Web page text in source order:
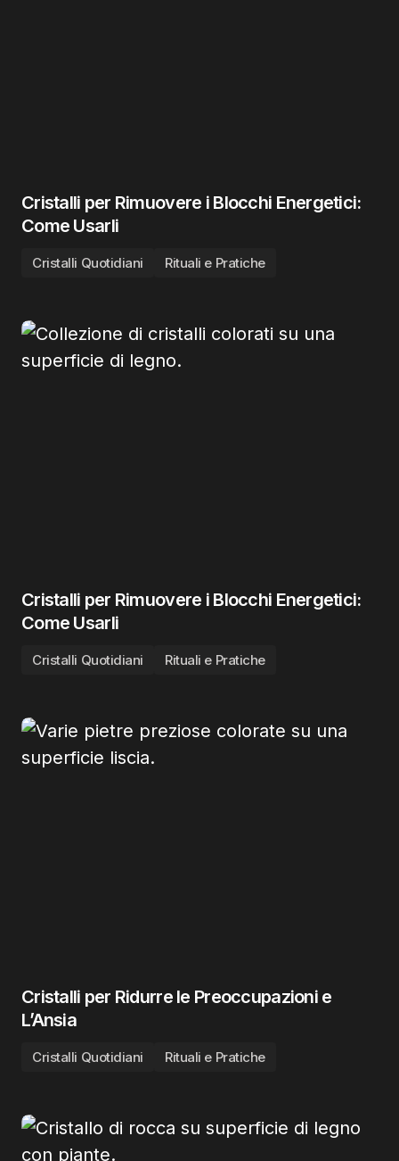
Cristalli per Rimuovere i Blocchi Energetici:
Come Usarli
Cristalli Quotidiani Rituali e Pratiche
Cristalli per Rimuovere i Blocchi Energetici:
Come Usarli
Cristalli Quotidiani Rituali e Pratiche
Cristalli per Ridurre le Preoccupazioni e
L’Ansia
Cristalli Quotidiani Rituali e Pratiche